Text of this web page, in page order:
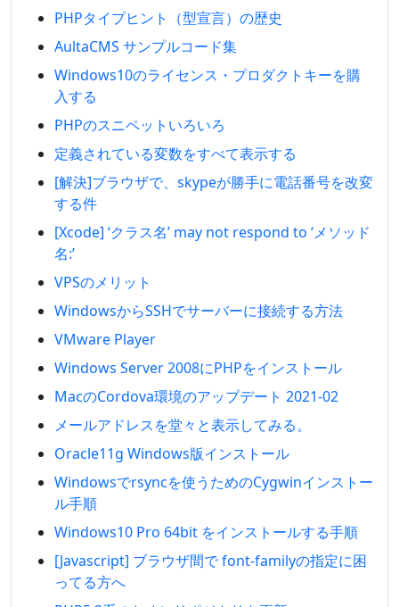
PHPタイプヒント（型宣言）の歴史
AultaCMS サンプルコード集
Windows10のライセンス・プロダクトキーを購
入する
PHPのスニペットいろいろ
定義されている変数をすべて表示する
[解決]ブラウザで、skypeが勝手に電話番号を改変
する件
[Xcode] ‘クラス名’ may not respond to ‘メソッド
名:’
VPSのメリット
WindowsからSSHでサーバーに接続する方法
VMware Player
Windows Server 2008にPHPをインストール
MacのCordova環境のアップデート 2021-02
メールアドレスを堂々と表示してみる。
Oracle11g Windows版インストール
Windowsでrsyncを使うためのCygwinインストー
ル手順
Windows10 Pro 64bit をインストールする手順
[Javascript] ブラウザ間で font-familyの指定に困
ってる方へ